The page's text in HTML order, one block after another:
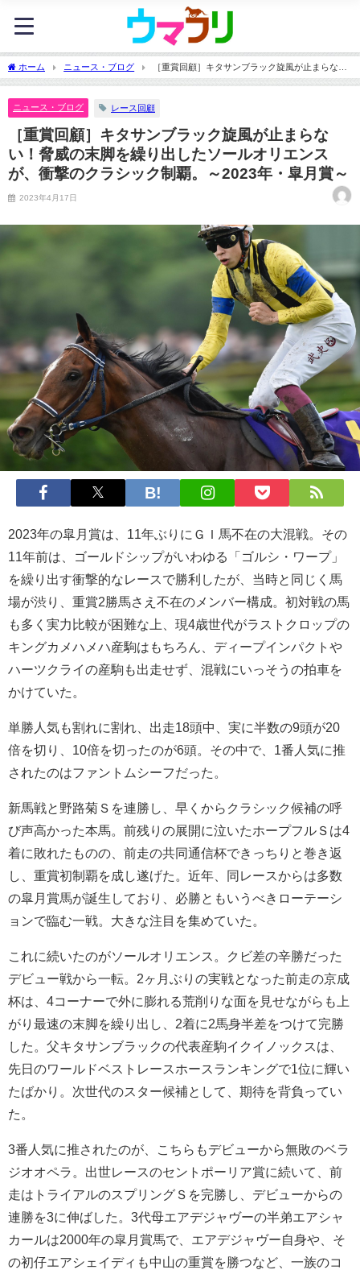
ホーム ニュース・ブログ
［重賞回顧］キタサンブラック旋風が止まらな
い！脅威の末脚を繰り出したソールオリエンスが、衝撃のクラシック制覇。～2023
ニュース・ブログ
レース回顧
［重賞回顧］キタサンブラック旋風が止まらな
い！脅威の末脚を繰り出したソールオリエンス
が、衝撃のクラシック制覇。～2023年・皐月賞～
2023年4月17日
2023年の皐月賞は、11年ぶりにＧＩ馬不在の大混戦。その
11年前は、ゴールドシップがいわゆる「ゴルシ・ワープ」
を繰り出す衝撃的なレースで勝利したが、当時と同じく馬
場が渋り、重賞2勝馬さえ不在のメンバー構成。初対戦の馬
も多く実力比較が困難な上、現4歳世代がラストクロップの
キングカメハメハ産駒はもちろん、ディープインパクトや
ハーツクライの産駒も出走せず、混戦にいっそうの拍車を
かけていた。
単勝人気も割れに割れ、出走18頭中、実に半数の9頭が20
倍を切り、10倍を切ったのが6頭。その中で、1番人気に推
されたのはファントムシーフだった。
新馬戦と野路菊Ｓを連勝し、早くからクラシック候補の呼
び声高かった本馬。前残りの展開に泣いたホープフルＳは4
着に敗れたものの、前走の共同通信杯できっちりと巻き返
し、重賞初制覇を成し遂げた。近年、同レースからは多数
の皐月賞馬が誕生しており、必勝ともいうべきローテーシ
ョンで臨む一戦。大きな注目を集めていた。
これに続いたのがソールオリエンス。クビ差の辛勝だった
デビュー戦から一転。2ヶ月ぶりの実戦となった前走の京成
杯は、4コーナーで外に膨れる荒削りな面を見せながらも上
がり最速の末脚を繰り出し、2着に2馬身半差をつけて完勝
した。父キタサンブラックの代表産駒イクイノックスは、
先日のワールドベストレースホースランキングで1位に輝い
たばかり。次世代のスター候補として、期待を背負ってい
た。
3番人気に推されたのが、こちらもデビューから無敗のベラ
ジオオペラ。出世レースのセントポーリア賞に続いて、前
走はトライアルのスプリングＳを完勝し、デビューからの
連勝を3に伸ばした。3代母エアデジャヴーの半弟エアシャ
カールは2000年の皐月賞馬で、エアデジャヴー自身や、そ
の初仔エアシェイディも中山の重賞を勝つなど、一族のコ